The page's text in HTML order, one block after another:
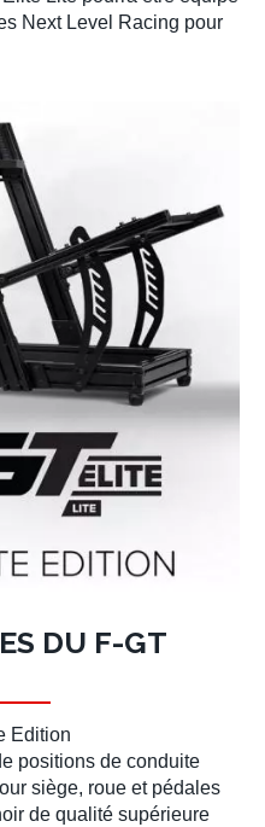
Next Level Racing pour
DU F-GT
Edition
positions de conduite
siège, roue et pédales
de qualité supérieure